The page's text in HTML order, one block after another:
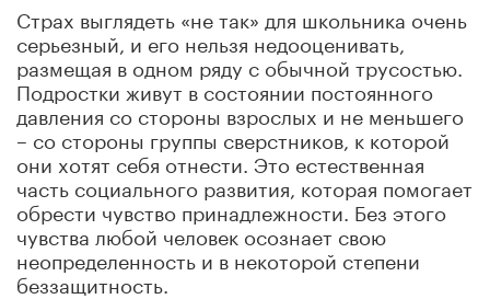
Страх выглядеть «не так» для школьника очень
серьезный, и его нельзя недооценивать,
размещая в одном ряду с обычной трусостью.
Подростки живут в состоянии постоянного
давления со стороны взрослых и не меньшего
– со стороны группы сверстников, к которой
они хотят себя отнести. Это естественная
часть социального развития, которая помогает
обрести чувство принадлежности. Без этого
чувства любой человек осознает свою
неопределенность и в некоторой степени
беззащитность.